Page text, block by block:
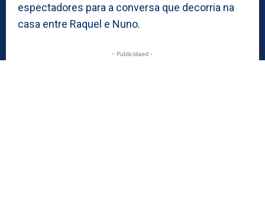
espectadores para a conversa que decorria na
casa entre Raquel e Nuno.
- Publicidaed -